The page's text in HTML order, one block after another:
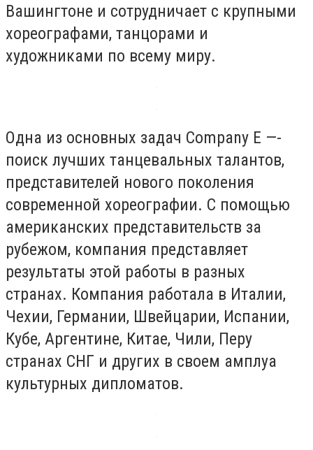
Вашингтоне и сотрудничает с крупными
хореографами, танцорами и
художниками по всему миру.
Одна из основных задач Company E —-
поиск лучших танцевальных талантов,
представителей нового поколения
современной хореографии. С помощью
американских представительств за
рубежом, компания представляет
результаты этой работы в разных
странах. Компания работала в Италии,
Чехии, Германии, Швейцарии, Испании,
Кубе, Аргентине, Китае, Чили, Перу
странах СНГ и других в своем амплуа
культурных дипломатов.